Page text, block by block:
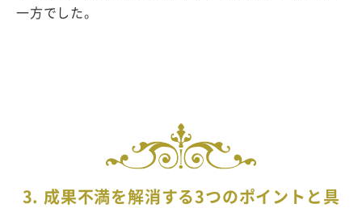
一方でした。
3. 成果不満を解消する3つのポイントと具